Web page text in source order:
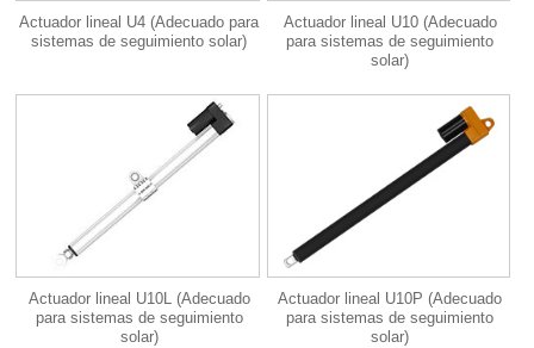
Actuador lineal U4 (Adecuado para
sistemas de seguimiento solar)
Actuador lineal U10 (Adecuado
para sistemas de seguimiento
solar)
Actuador lineal U10L (Adecuado
para sistemas de seguimiento
solar)
Actuador lineal U10P (Adecuado
para sistemas de seguimiento
solar)